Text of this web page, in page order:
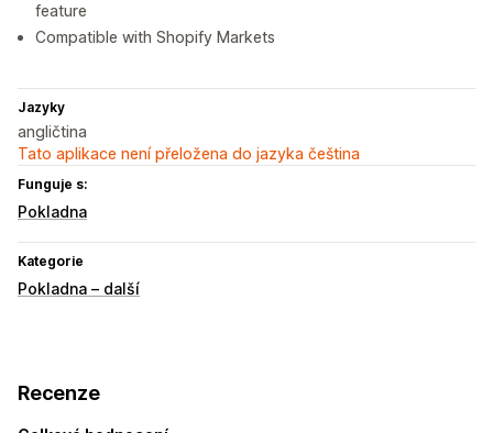
feature
Compatible with Shopify Markets
Jazyky
angličtina
Tato aplikace není přeložena do jazyka čeština
Funguje s:
Pokladna
Kategorie
Pokladna – další
Recenze